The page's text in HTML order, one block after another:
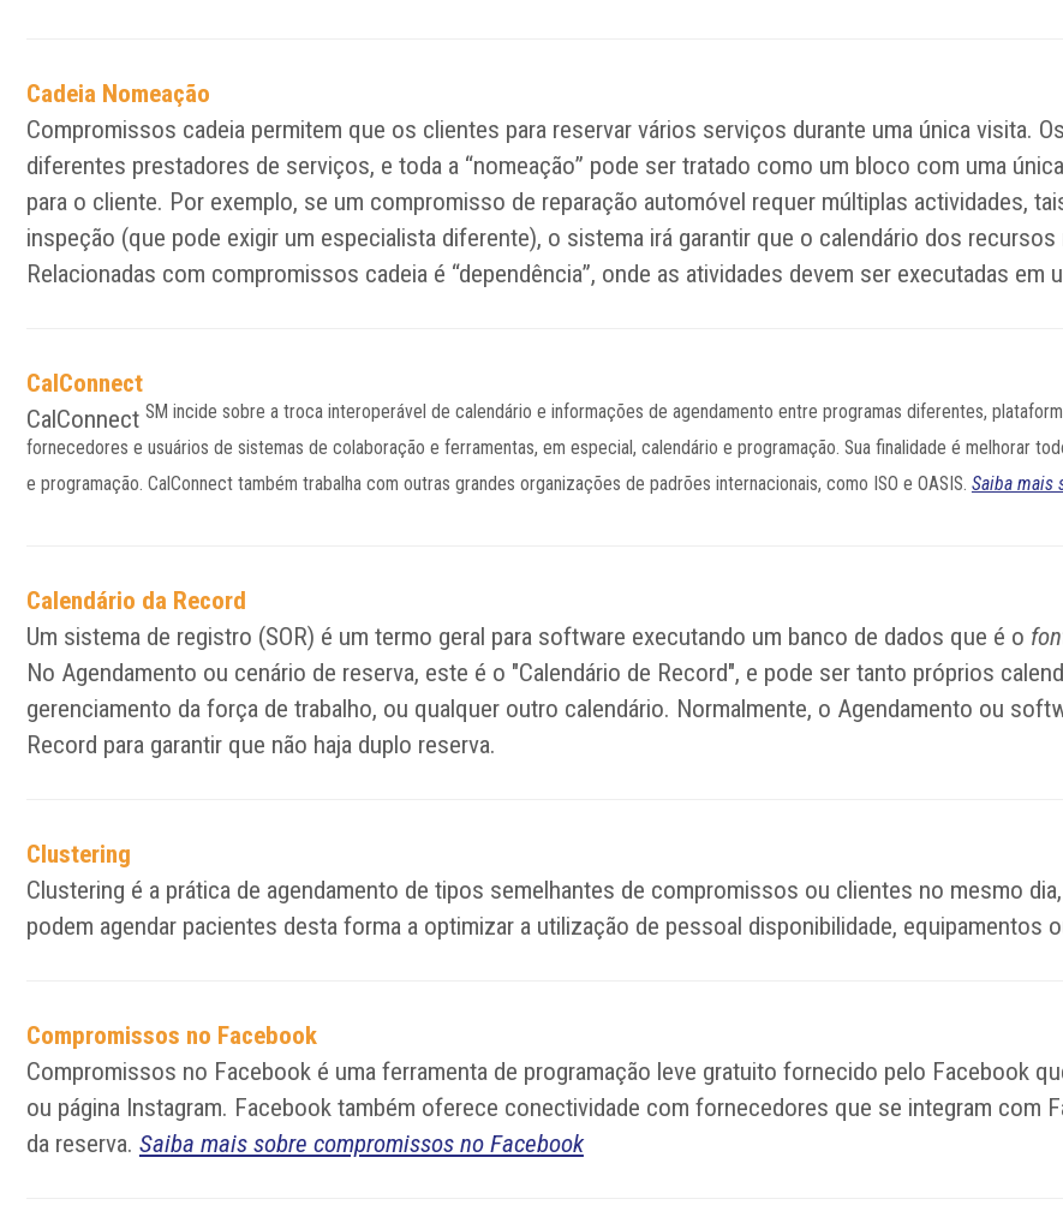
Cadeia Nomeação
Compromissos cadeia permitem que os clientes para reservar vários serviços durante uma única visita.
diferentes prestadores de serviços, e toda a “nomeação” pode ser tratado como um bloco com uma
para o cliente. Por exemplo, se um compromisso de reparação automóvel requer múltiplas actividades,
inspeção (que pode exigir um especialista diferente), o sistema irá garantir que o calendário dos
Relacionadas com compromissos cadeia é “dependência”, onde as atividades devem ser executadas em
CalConnect
CalConnect SM incide sobre a troca interoperável de calendário e informações de agendamento entre programas diferentes,
fornecedores e usuários de sistemas de colaboração e ferramentas, em especial, calendário e programação. Sua finalidade é melhorar
e programação. CalConnect também trabalha com outras grandes organizações de padrões internacionais, como ISO e OASIS. Saiba mais
Calendário da Record
Um sistema de registro (SOR) é um termo geral para software executando um banco de dados que é o
No Agendamento ou cenário de reserva, este é o "Calendário de Record", e pode ser tanto próprios
gerenciamento da força de trabalho, ou qualquer outro calendário. Normalmente, o Agendamento ou
Record para garantir que não haja duplo reserva.
Clustering
Clustering é a prática de agendamento de tipos semelhantes de compromissos ou clientes no mesmo
podem agendar pacientes desta forma a optimizar a utilização de pessoal disponibilidade, equipamentos
Compromissos no Facebook
Compromissos no Facebook é uma ferramenta de programação leve gratuito fornecido pelo Facebook
ou página Instagram. Facebook também oferece conectividade com fornecedores que se integram com
da reserva. Saiba mais sobre compromissos no Facebook